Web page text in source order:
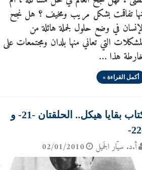
تفاقمت بشكل مريب ومخيف ؟ هل نجح
في وضع حلول لجملة هائلة من
التي تعاني منها بلدان ومجتمعات على
هذا …
أكمل القراءة »
كتاب بقايا هيكل.. الحلقتان -21- و
أ.د. سيّار الجَميل 02/01/2010